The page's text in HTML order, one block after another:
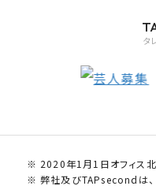
タ
2020年1月1日オフィス北
弊社及びTAPsecondは、